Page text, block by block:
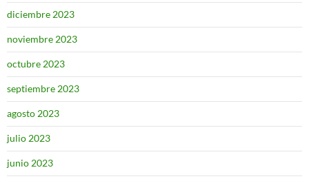
diciembre 2023
noviembre 2023
octubre 2023
septiembre 2023
agosto 2023
julio 2023
junio 2023